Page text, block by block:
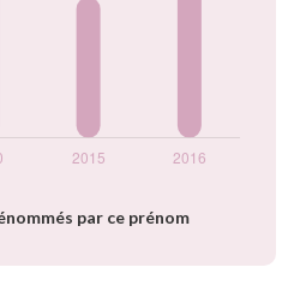
par ce prénom